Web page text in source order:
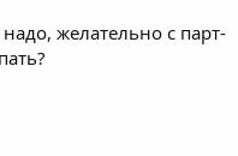
желательно с парт-